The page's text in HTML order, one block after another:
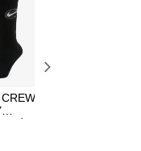
享後
大超商
，請聯
AFTEE
女